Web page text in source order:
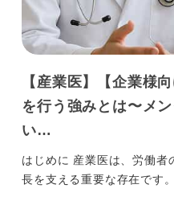
【産業医】【企業様
を行う強みとは〜メ
い…
はじめに 産業医は、労働者
長を支える重要な存在です